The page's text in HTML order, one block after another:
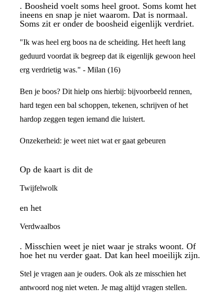
. Boosheid voelt soms heel groot. Soms komt het
ineens en snap je niet waarom. Dat is normaal.
Soms zit er onder de boosheid eigenlijk verdriet.
"Ik was heel erg boos na de scheiding. Het heeft lang
geduurd voordat ik begreep dat ik eigenlijk gewoon heel
erg verdrietig was." - Milan (16)
Ben je boos? Dit hielp ons hierbij: bijvoorbeeld rennen,
hard tegen een bal schoppen, tekenen, schrijven of het
hardop zeggen tegen iemand die luistert.
Onzekerheid: je weet niet wat er gaat gebeuren
Op de kaart is dit de
Twijfelwolk
en het
Verdwaalbos
. Misschien weet je niet waar je straks woont. Of
hoe het nu verder gaat. Dat kan heel moeilijk zijn.
Stel je vragen aan je ouders. Ook als ze misschien het
antwoord nog niet weten. Je mag altijd vragen stellen.